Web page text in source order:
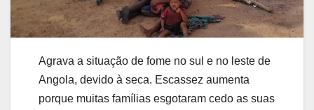
Agrava a situação de fome no sul e no leste de
Angola, devido à seca. Escassez aumenta
porque muitas famílias esgotaram cedo as suas